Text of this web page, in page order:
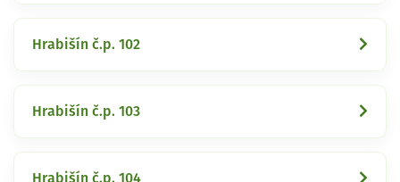
Hrabišín č.p. 102
Hrabišín č.p. 103
Hrabišín č.p. 104